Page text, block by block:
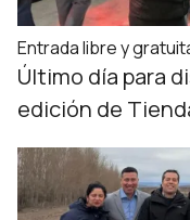
Entrada libre y
Último día para
edición de